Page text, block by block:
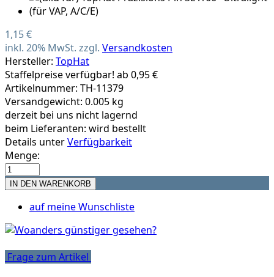
1,15 €
inkl. 20% MwSt. zzgl. Versandkosten
Hersteller: TopHat
Staffelpreise verfügbar! ab 0,95 €
Artikelnummer: TH-11379
Versandgewicht: 0.005 kg
derzeit bei uns nicht lagernd
beim Lieferanten: wird bestellt
Details unterVerfügbarkeit
Menge:
auf meine Wunschliste
Frage zum Artikel